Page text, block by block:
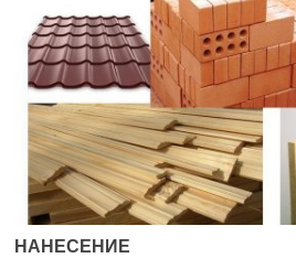
НАНЕСЕНИЕ